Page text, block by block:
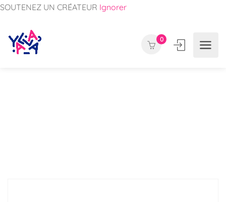
SOUTENEZ UN CRÉATEUR Ignorer
0